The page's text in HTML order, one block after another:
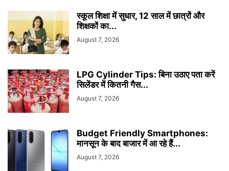
स्कूल शिक्षा में सुधार, 12 साल में छात्रों और
शिक्षकों का...
August 7, 2026
LPG Cylinder Tips: बिना उठाए पता करें
सिलेंडर में कितनी गैस...
August 7, 2026
Budget Friendly Smartphones:
मानसून के बाद बाजार में आ रहे हैं...
August 7, 2026